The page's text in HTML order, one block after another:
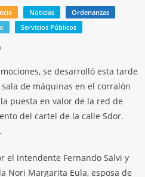
Noticias
Ordenanzas
Servicios Públicos
se desarrolló esta tarde
de máquinas en el corralón
puesta en valor de la red de
del cartel de la calle Sdor.
el intendente Fernando Salvi y
Nori Margarita Eula, esposa de